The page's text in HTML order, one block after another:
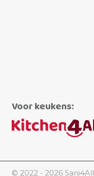
Voor keukens:
© 2022 - 2026 Sani4All